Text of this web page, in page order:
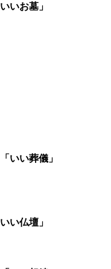
いお墓」
いい葬儀」
い仏壇」